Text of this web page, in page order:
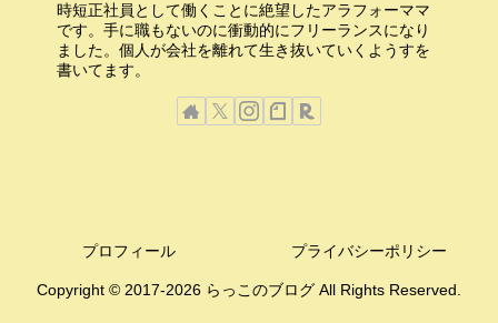
時短正社員として働くことに絶望したアラフォーママ
です。手に職もないのに衝動的にフリーランスになり
ました。個人が会社を離れて生き抜いていくようすを
書いてます。
プロフィール プライバシーポリシー
Copyright © 2017-2026 らっこのブログ All Rights Reserved.